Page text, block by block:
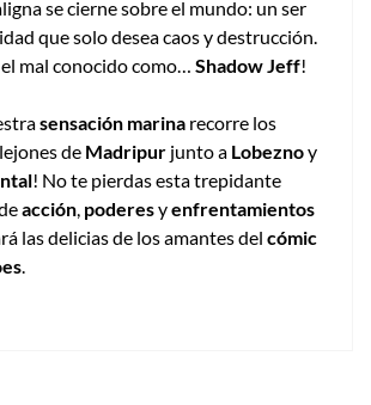
se cierne sobre el mundo: un ser
que solo desea caos y destrucción.
mal conocido como… Shadow Jeff!
sensación marina recorre los
de Madripur junto a Lobeznoy
! No te pierdas esta trepidante
acción, poderesyenfrentamientos
las delicias de los amantes del cómic
.